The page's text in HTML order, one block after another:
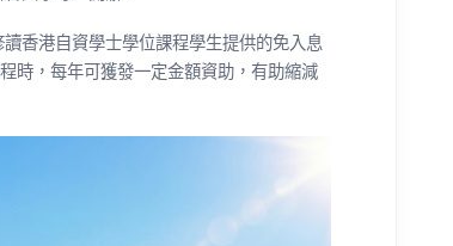
香港自資學士學位課程學生提供的免入息
時，每年可獲發一定金額資助，有助縮減